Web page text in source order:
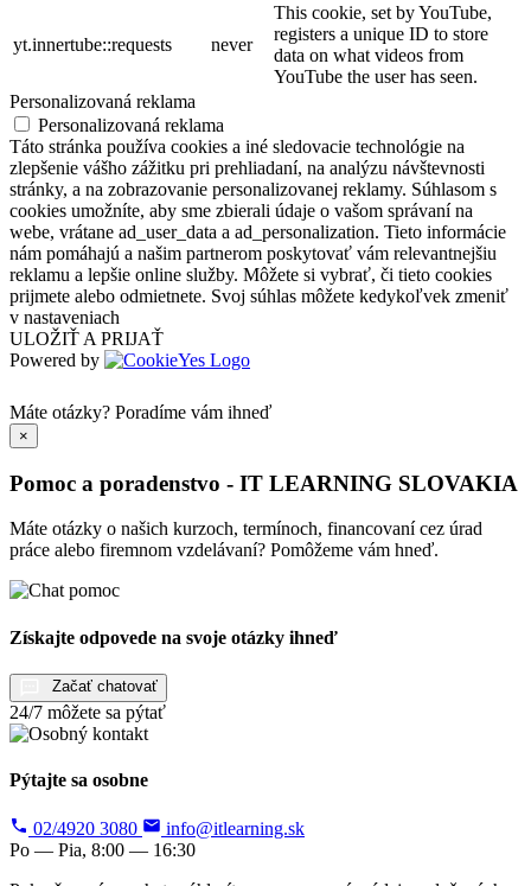
yt.innertube::requests never
This cookie, set by YouTube,
registers a unique ID to store
data on what videos from
YouTube the user has seen.
Personalizovaná reklama
Personalizovaná reklama
Táto stránka používa cookies a iné sledovacie technológie na
zlepšenie vášho zážitku pri prehliadaní, na analýzu návštevnosti
stránky, a na zobrazovanie personalizovanej reklamy. Súhlasom s
cookies umožníte, aby sme zbierali údaje o vašom správaní na
webe, vrátane ad_user_data a ad_personalization. Tieto informácie
nám pomáhajú a našim partnerom poskytovať vám relevantnejšiu
reklamu a lepšie online služby. Môžete si vybrať, či tieto cookies
prijmete alebo odmietnete. Svoj súhlas môžete kedykoľvek zmeniť
v nastaveniach
ULOŽIŤ A PRIJAŤ
Powered by
Máte otázky? Poradíme vám ihneď
×
Pomoc a poradenstvo - IT LEARNING SLOVAKIA
Máte otázky o našich kurzoch, termínoch, financovaní cez úrad
práce alebo firemnom vzdelávaní? Pomôžeme vám hneď.
Získajte odpovede na svoje otázky ihneď
Začať chatovať
24/7 môžete sa pýtať
Pýtajte sa osobne
02/4920 3080
info@itlearning.sk
Po — Pia, 8:00 — 16:30